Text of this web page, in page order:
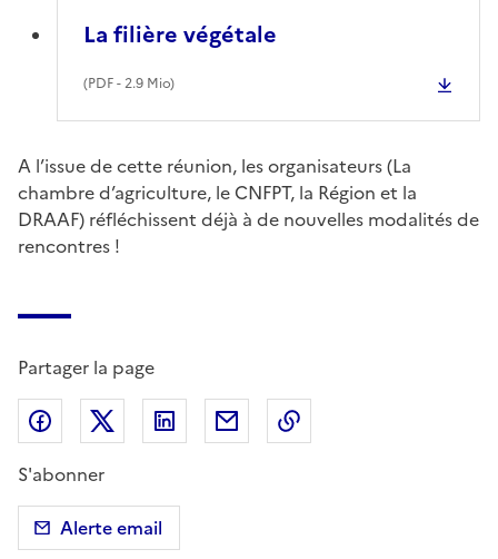
La filière végétale
(PDF- 2.9 Mio)
A l’issue de cette réunion, les organisateurs (La
chambre d’agriculture, le CNFPT, la Région et la
DRAAF) réfléchissent déjà à de nouvelles modalités de
rencontres !
Partager la page
Partager sur Facebook
Partager sur X (anciennement Twitter)
Partager sur LinkedIn
Partager par email
S'abonner
Alerte email